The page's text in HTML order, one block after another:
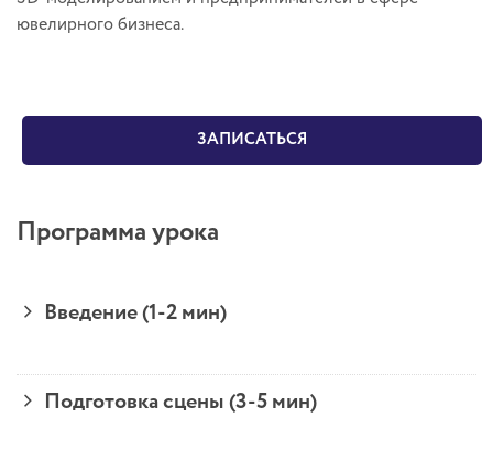
ювелирного бизнеса.
ЗАПИСАТЬСЯ
Программа урока
Введение (1-2 мин)
Подготовка сцены (3-5 мин)